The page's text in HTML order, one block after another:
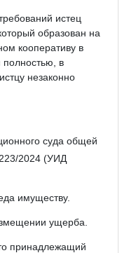
истец
образован на
кооперативу в
полностью, в
незаконно
суда общей
2024 (УИД
имуществу.
ущерба.
принадлежащий